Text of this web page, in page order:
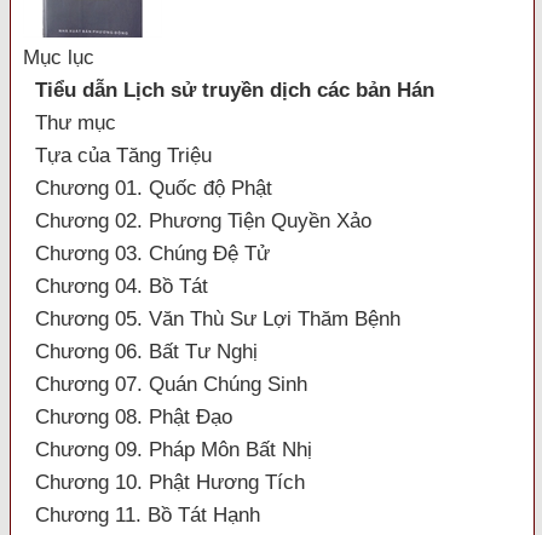
Mục lục
Tiểu dẫn Lịch sử truyền dịch các bản Hán
Thư mục
Tựa của Tăng Triệu
Chương 01. Quốc độ Phật
Chương 02. Phương Tiện Quyền Xảo
Chương 03. Chúng Đệ Tử
Chương 04. Bồ Tát
Chương 05. Văn Thù Sư Lợi Thăm Bệnh
Chương 06. Bất Tư Nghị
Chương 07. Quán Chúng Sinh
Chương 08. Phật Đạo
Chương 09. Pháp Môn Bất Nhị
Chương 10. Phật Hương Tích
Chương 11. Bồ Tát Hạnh